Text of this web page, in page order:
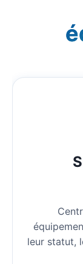
leur statut,